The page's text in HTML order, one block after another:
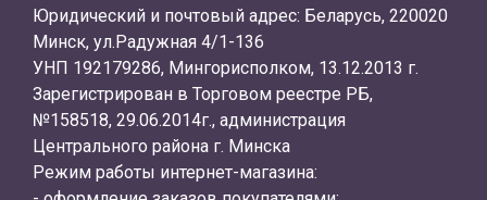
Юридический и почтовый адрес: Беларусь, 220020
Минск, ул.Радужная 4/1-136
УНП 192179286, Мингорисполком, 13.12.2013 г.
Зарегистрирован в Торговом реестре РБ,
№158518, 29.06.2014г., администрация
Центрального района г. Минска
Режим работы интернет-магазина: